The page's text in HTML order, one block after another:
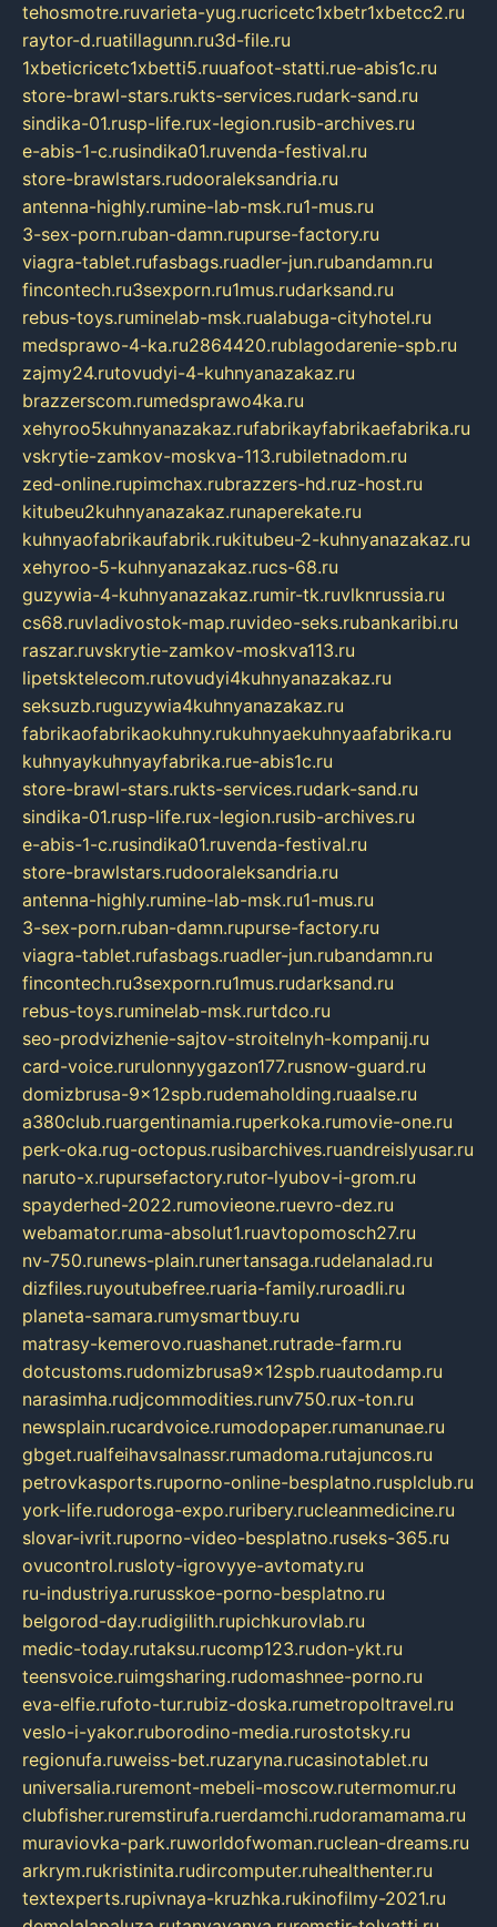
tehosmotre.ruvarieta-yug.rucricetc1xbetr1xbetcc2.ru
raytor-d.ruatillagunn.ru3d-file.ru
1xbeticricetc1xbetti5.ruuafoot-statti.rue-abis1c.ru
store-brawl-stars.rukts-services.rudark-sand.ru
sindika-01.rusp-life.rux-legion.rusib-archives.ru
e-abis-1-c.rusindika01.ruvenda-festival.ru
store-brawlstars.rudooraleksandria.ru
antenna-highly.rumine-lab-msk.ru1-mus.ru
3-sex-porn.ruban-damn.rupurse-factory.ru
viagra-tablet.rufasbags.ruadler-jun.rubandamn.ru
fincontech.ru3sexporn.ru1mus.rudarksand.ru
rebus-toys.ruminelab-msk.rualabuga-cityhotel.ru
medsprawo-4-ka.ru2864420.rublagodarenie-spb.ru
zajmy24.rutovudyi-4-kuhnyanazakaz.ru
brazzerscom.rumedsprawo4ka.ru
xehyroo5kuhnyanazakaz.rufabrikayfabrikaefabrika.ru
vskrytie-zamkov-moskva-113.rubiletnadom.ru
zed-online.rupimchax.rubrazzers-hd.ruz-host.ru
kitubeu2kuhnyanazakaz.runaperekate.ru
kuhnyaofabrikaufabrik.rukitubeu-2-kuhnyanazakaz.ru
xehyroo-5-kuhnyanazakaz.rucs-68.ru
guzywia-4-kuhnyanazakaz.rumir-tk.ruvlknrussia.ru
cs68.ruvladivostok-map.ruvideo-seks.rubankaribi.ru
raszar.ruvskrytie-zamkov-moskva113.ru
lipetsktelecom.rutovudyi4kuhnyanazakaz.ru
seksuzb.ruguzywia4kuhnyanazakaz.ru
fabrikaofabrikaokuhny.rukuhnyaekuhnyaafabrika.ru
kuhnyaykuhnyayfabrika.rue-abis1c.ru
store-brawl-stars.rukts-services.rudark-sand.ru
sindika-01.rusp-life.rux-legion.rusib-archives.ru
e-abis-1-c.rusindika01.ruvenda-festival.ru
store-brawlstars.rudooraleksandria.ru
antenna-highly.rumine-lab-msk.ru1-mus.ru
3-sex-porn.ruban-damn.rupurse-factory.ru
viagra-tablet.rufasbags.ruadler-jun.rubandamn.ru
fincontech.ru3sexporn.ru1mus.rudarksand.ru
rebus-toys.ruminelab-msk.rurtdco.ru
seo-prodvizhenie-sajtov-stroitelnyh-kompanij.ru
card-voice.rurulonnyygazon177.rusnow-guard.ru
domizbrusa-9x12spb.rudemaholding.ruaalse.ru
a380club.ruargentinamia.ruperkoka.rumovie-one.ru
perk-oka.rug-octopus.rusibarchives.ruandreislyusar.ru
naruto-x.rupursefactory.rutor-lyubov-i-grom.ru
spayderhed-2022.rumovieone.ruevro-dez.ru
webamator.ruma-absolut1.ruavtopomosch27.ru
nv-750.runews-plain.runertansaga.rudelanalad.ru
dizfiles.ruyoutubefree.ruaria-family.ruroadli.ru
planeta-samara.rumysmartbuy.ru
matrasy-kemerovo.ruashanet.rutrade-farm.ru
dotcustoms.rudomizbrusa9x12spb.ruautodamp.ru
narasimha.rudjcommodities.runv750.rux-ton.ru
newsplain.rucardvoice.rumodopaper.rumanunae.ru
gbget.rualfeihavsalnassr.rumadoma.rutajuncos.ru
petrovkasports.ruporno-online-besplatno.rusplclub.ru
york-life.rudoroga-expo.ruribery.rucleanmedicine.ru
slovar-ivrit.ruporno-video-besplatno.ruseks-365.ru
ovucontrol.rusloty-igrovyye-avtomaty.ru
ru-industriya.rurusskoe-porno-besplatno.ru
belgorod-day.rudigilith.rupichkurovlab.ru
medic-today.rutaksu.rucomp123.rudon-ykt.ru
teensvoice.ruimgsharing.rudomashnee-porno.ru
eva-elfie.rufoto-tur.rubiz-doska.rumetropoltravel.ru
veslo-i-yakor.ruborodino-media.rurostotsky.ru
regionufa.ruweiss-bet.ruzaryna.rucasinotablet.ru
universalia.ruremont-mebeli-moscow.rutermomur.ru
clubfisher.ruremstirufa.ruerdamchi.rudoramamama.ru
muraviovka-park.ruworldofwoman.ruclean-dreams.ru
arkrym.rukristinita.rudircomputer.ruhealthenter.ru
textexperts.rupivnaya-kruzhka.rukinofilmy-2021.ru